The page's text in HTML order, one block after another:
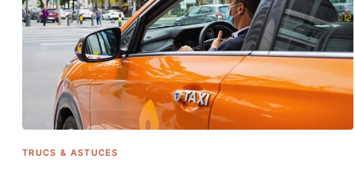
TRUCS & ASTUCES